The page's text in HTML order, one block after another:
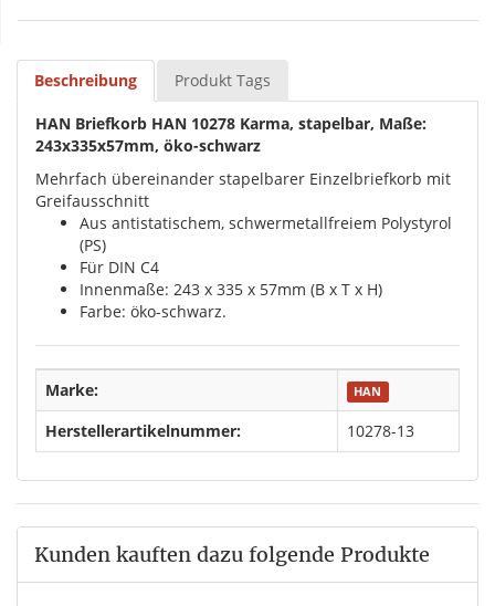
Beschreibung Produkt Tags
HAN Briefkorb HAN 10278 Karma, stapelbar, Maße:
243x335x57mm, öko-schwarz
Mehrfach übereinander stapelbarer Einzelbriefkorb mit
Greifausschnitt
Aus antistatischem, schwermetallfreiem Polystyrol
(PS)
Für DIN C4
Innenmaße: 243 x 335 x 57mm (B x T x H)
Farbe: öko-schwarz.
Marke: HAN
Herstellerartikelnummer: 10278-13
Kunden kauften dazu folgende Produkte